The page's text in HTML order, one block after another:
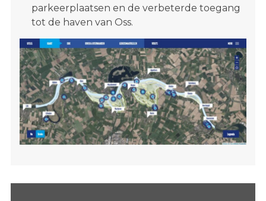
parkeerplaatsen en de verbeterde toegang
tot de haven van Oss.